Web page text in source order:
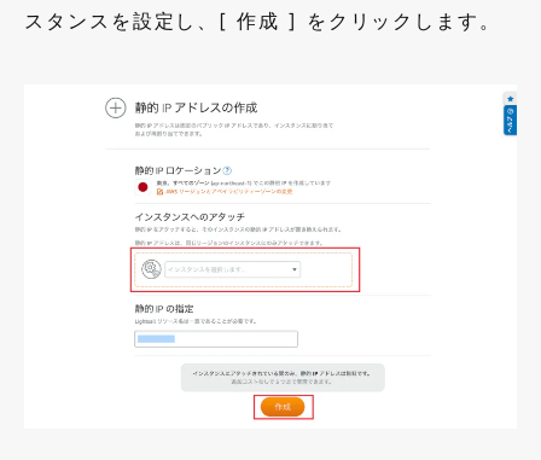
スタンスを設定し、[ 作成 ] をクリックします。